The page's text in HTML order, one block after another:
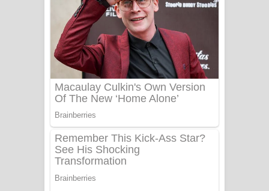
පෙළ
Benthara Palame Song Lyrics -
බෙන්තර පාලමේ ගීතයේ පද පෙළ
Sanda Babalena Song Lyrics - සඳ
බැබලෙන ගීතයේ පද පෙළ
Adare Wadi Nisa Song Lyrics - ආදරේ
වැඩි නිසා ගීතයේ පද පෙළ
UNUHUMA Song Lyrics - උණුහුම